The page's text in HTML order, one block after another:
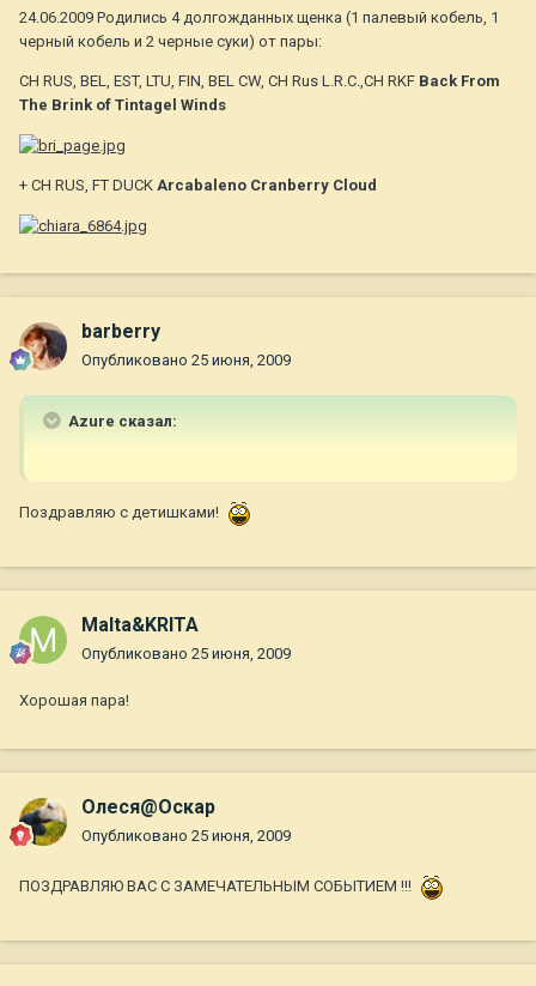
24.06.2009 Родились 4 долгожданных щенка (1 палевый кобель, 1
черный кобель и 2 черные суки) от пары:
CH RUS, BEL, EST, LTU, FIN, BEL CW, CH Rus L.R.C.,CH RKF Back From
The Brink of Tintagel Winds
+ CH RUS, FT DUCK Arcabaleno Cranberry Cloud
barberry
Опубликовано 25 июня, 2009
Azure сказал:
Поздравляю с детишками!
Malta&KRITA
Опубликовано 25 июня, 2009
Хорошая пара!
Олеся@Оскар
Опубликовано 25 июня, 2009
ПОЗДРАВЛЯЮ ВАС С ЗАМЕЧАТЕЛЬНЫМ СОБЫТИЕМ !!!